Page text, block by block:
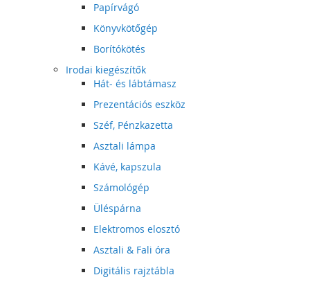
Papírvágó
Könyvkötőgép
Borítókötés
Irodai kiegészítők
Hát- és lábtámasz
Prezentációs eszköz
Széf, Pénzkazetta
Asztali lámpa
Kávé, kapszula
Számológép
Üléspárna
Elektromos elosztó
Asztali & Fali óra
Digitális rajztábla